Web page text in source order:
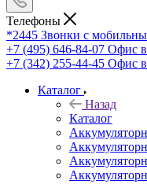
Телефоны
*2445 Звонки с
+7 (495) 646-84-07 Офис
+7 (342) 255-44-45 Офис
Каталог
Назад
Каталог